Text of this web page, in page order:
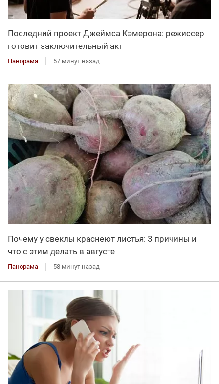
Последний проект Джеймса Кэмерона: режиссер
готовит заключительный акт
Панорама 57 минут назад
Почему у свеклы краснеют листья: 3 причины и
что с этим делать в августе
Панорама 58 минут назад